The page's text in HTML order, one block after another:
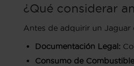
¿Qué considerar
Antes de adquirir un Jaguar
Documentación Legal:
Consumo de